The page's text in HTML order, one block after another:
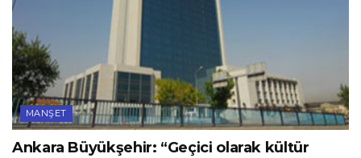
MANŞET
Ankara Büyükşehir: “Geçici olarak kültür